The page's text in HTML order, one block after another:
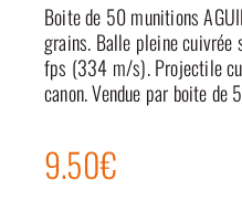
Boite de 50 munitions
grains. Balle pleine
fps (334 m/s). Projectile
canon. Vendue par boite de
9.50€